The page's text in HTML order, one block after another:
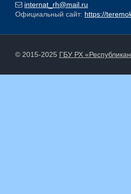
internat_rh@mail.ru
Официальный сайт: https://
© 2015-2025 ГБУ РХ